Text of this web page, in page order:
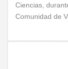
Ciencias,
Comunidad de